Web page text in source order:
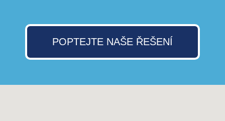
POPTEJTE NAŠE ŘEŠENÍ